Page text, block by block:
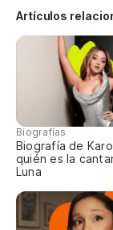
Artículos
Biografías
Biografía de
quién es la
Luna